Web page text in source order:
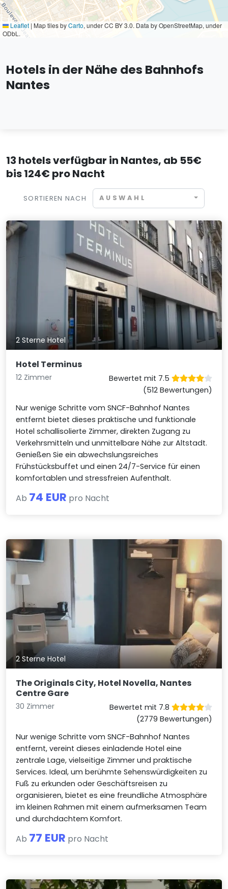
Leaflet | Map tiles byCarto, under CC BY 3.0. Data by OpenStreetMap, under
ODbL.
Hotels in der Nähe des Bahnhofs
Nantes
13 hotels verfügbar in Nantes, ab 55€
bis 124€ pro Nacht
SORTIEREN NACH AUSWAHL
2 Sterne Hotel
Hotel Terminus
12 Zimmer
Bewertet mit 7.5
(512 Bewertungen)
Nur wenige Schritte vom SNCF-Bahnhof Nantes
entfernt bietet dieses praktische und funktionale
Hotel schallisolierte Zimmer, direkten Zugang zu
Verkehrsmitteln und unmittelbare Nähe zur Altstadt.
Genießen Sie ein abwechslungsreiches
Frühstücksbuffet und einen 24/7-Service für einen
komfortablen und stressfreien Aufenthalt.
Ab 74 EUR pro Nacht
2 Sterne Hotel
The Originals City, Hotel Novella, Nantes
Centre Gare
30 Zimmer
Bewertet mit 7.8
(2779 Bewertungen)
Nur wenige Schritte vom SNCF-Bahnhof Nantes
entfernt, vereint dieses einladende Hotel eine
zentrale Lage, vielseitige Zimmer und praktische
Services. Ideal, um berühmte Sehenswürdigkeiten zu
Fuß zu erkunden oder Geschäftsreisen zu
organisieren, bietet es eine freundliche Atmosphäre
im kleinen Rahmen mit einem aufmerksamen Team
und durchdachtem Komfort.
Ab 77 EUR pro Nacht